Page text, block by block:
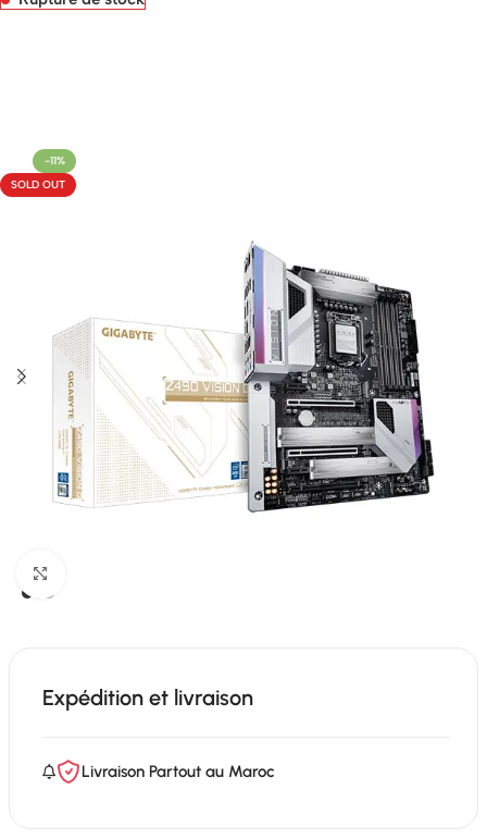
-11%
SOLD OUT
Expédition et livraison
Livraison Partout au Maroc